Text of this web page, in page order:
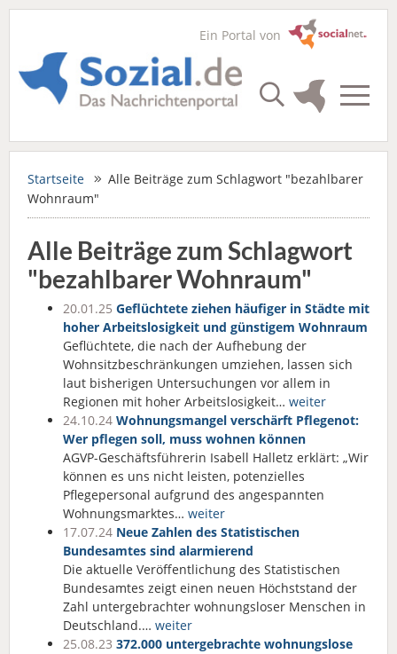
Ein Portal von
Startseite
Alle Beiträge zum Schlagwort "bezahlbarer
Wohnraum"
Alle Beiträge zum Schlagwort
"bezahlbarer Wohnraum"
20.01.25 Geflüchtete ziehen häufiger in Städte mit
hoher Arbeitslosigkeit und günstigem Wohnraum
Geflüchtete, die nach der Aufhebung der
Wohnsitzbeschränkungen umziehen, lassen sich
laut bisherigen Untersuchungen vor allem in
Regionen mit hoher Arbeitslosigkeit… weiter
24.10.24 Wohnungsmangel verschärft Pflegenot:
Wer pflegen soll, muss wohnen können
AGVP-Geschäftsführerin Isabell Halletz erklärt: „Wir
können es uns nicht leisten, potenzielles
Pflegepersonal aufgrund des angespannten
Wohnungsmarktes… weiter
17.07.24 Neue Zahlen des Statistischen
Bundesamtes sind alarmierend
Die aktuelle Veröffentlichung des Statistischen
Bundesamtes zeigt einen neuen Höchststand der
Zahl untergebrachter wohnungsloser Menschen in
Deutschland.… weiter
25.08.23 372.000 untergebrachte wohnungslose